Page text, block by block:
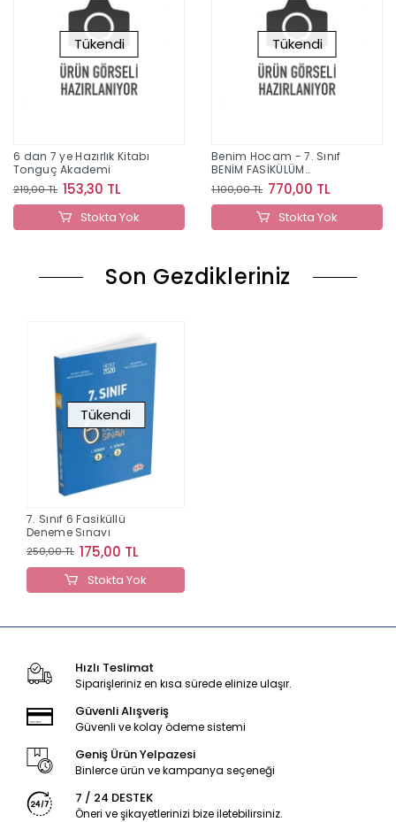
Tükendi
6 dan 7 ye Hazırlık Kitabı
Tonguç Akademi
219,00 TL 153,30 TL
Stokta Yok
Tükendi
Benim Hocam - 7. Sınıf
BENİM FASİKÜLÜM
MATEMATİK
1.100,00 TL 770,00 TL
Stokta Yok
Son Gezdikleriniz
Tükendi
7. Sınıf 6 Fasiküllü
Deneme Sınavı
250,00 TL 175,00 TL
Stokta Yok
Hızlı Teslimat
Siparişleriniz en kısa sürede elinize ulaşır.
Güvenli Alışveriş
Güvenli ve kolay ödeme sistemi
Geniş Ürün Yelpazesi
Binlerce ürün ve kampanya seçeneği
7 / 24 DESTEK
Öneri ve şikayetlerinizi bize iletebilirsiniz.